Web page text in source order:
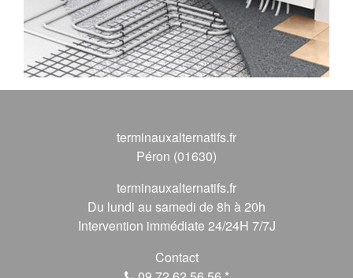
terminauxalternatifs.fr
Péron (01630)
terminauxalternatifs.fr
Du lundi au samedi de 8h à 20h
Intervention immédiate 24/24H 7/7J
Contact